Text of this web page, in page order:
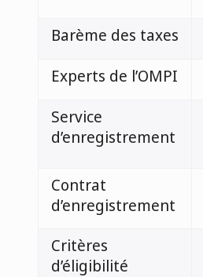
Barème des taxes
Experts de l’OMPI
Service
d’enregistrement
Contrat
d’enregistrement
Critères
d’éligibilité